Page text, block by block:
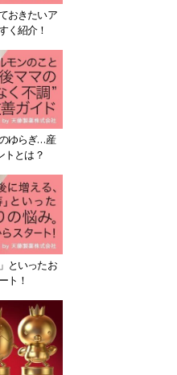
おきたいア
く紹介！
ゆらぎ…産
トとは？
といったお
ト！